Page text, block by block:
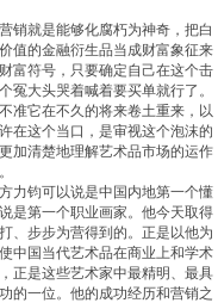
就是能够化腐朽为神奇，把白
值的金融衍生品当成财富象征来
富符号，只要确定自己在这个击
冤大头哭着喊着要买单就行了。
准它在不久的将来卷土重来，以
在这个当口，是审视这个泡沫的
加清楚地理解艺术品市场的运作
钧可以说是中国内地第一个懂
是第一个职业画家。他今天取得
、步步为营得到的。正是以他为
中国当代艺术品在商业上和学术
正是这些艺术家中最精明、最具
的一位。他的成功经历和营销之